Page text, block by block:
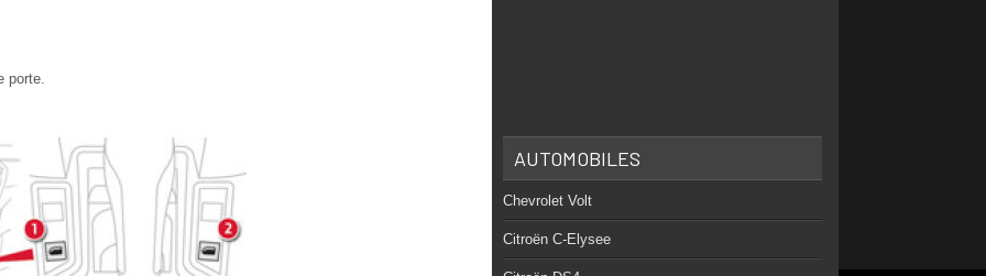
porte.
AUTOMOBILES
Chevrolet Volt
Citroën C-Elysee